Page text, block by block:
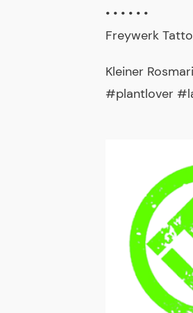
• • • • • •
Freywerk
Kleiner
#plantlover